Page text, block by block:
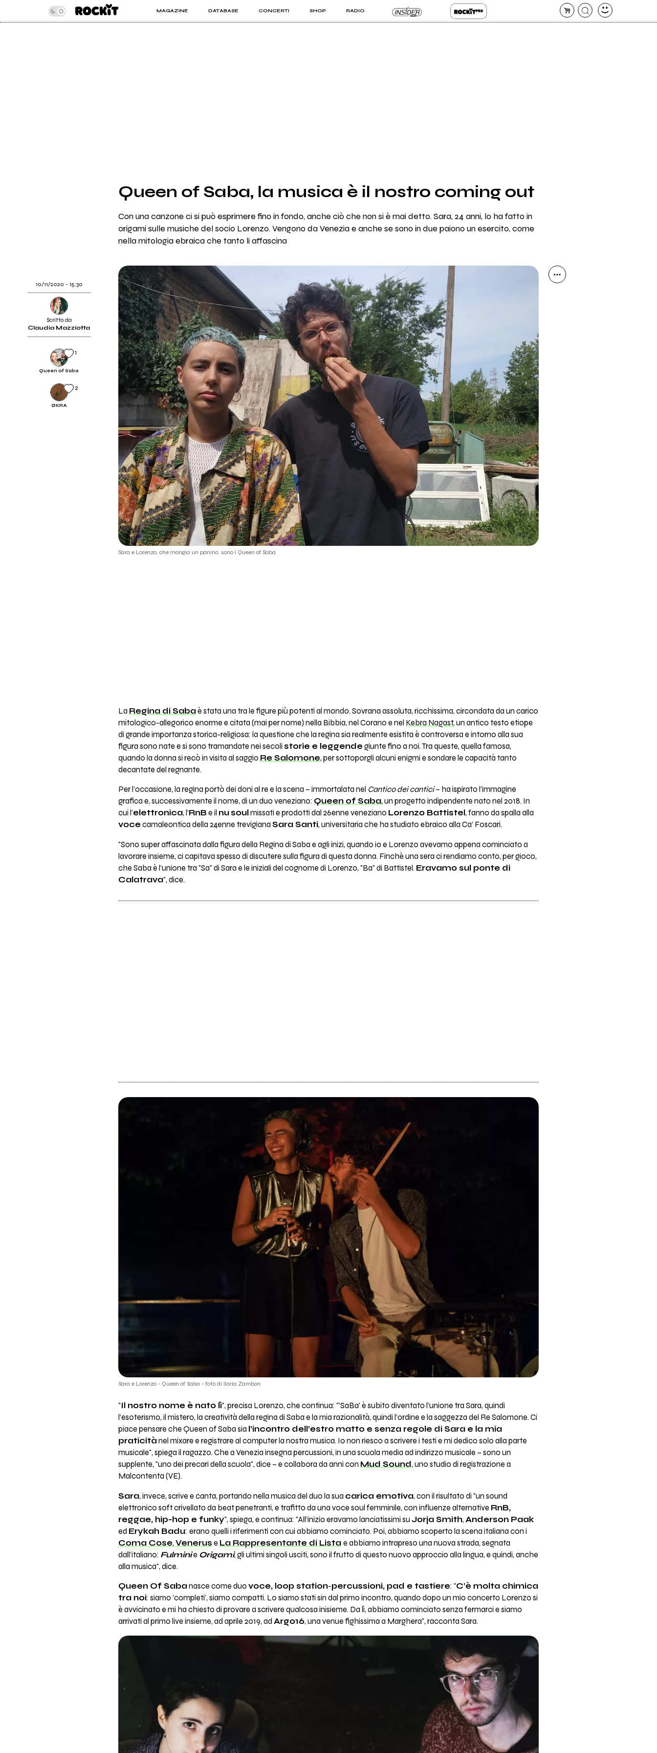
MAGAZINE DATABASE CONCERTI SHOP RADIO
INSIDER ROCKIT PRO
Queen of Saba, la musica è il nostro coming out
Con una canzone ci si può esprimere fino in fondo, anche ciò che non si è mai detto. Sara, 24 anni, lo ha fatto in
origami sulle musiche del socio Lorenzo. Vengono da Venezia e anche se sono in due paiono un esercito, come
nella mitologia ebraica che tanto li affascina
Sara e Lorenzo, che mangia un panino: sono i Queen of Saba
10/11/2020 - 15:30
Scritto da
Claudia Mazziotta
Queen of Saba
1
ØKRA
2
La Regina di Sabaè stata una tra le figure più potenti al mondo. Sovrana assoluta, ricchissima, circondata da un carico
mitologico-allegorico enorme e citata (mai per nome) nella Bibbia, nel Corano e nel Kebra Nagast, un antico testo etiope
di grande importanza storica-religiosa: la questione che la regina sia realmente esistita è controversa e intorno alla sua
figura sono nate e si sono tramandate nei secoli storie e leggende giunte fino a noi. Tra queste, quella famosa,
quando la donna si recò in visita al saggio Re Salomone, per sottoporgli alcuni enigmi e sondare le capacità tanto
decantate del regnante.
Per l’occasione, la regina portò dei doni al re ­e la scena ­– immortalata nel Cantico dei cantici­– ha ispirato l'immagine
grafica e, successivamente il nome, di un duo veneziano: Queen of Saba, un progetto indipendente nato nel 2018. In
cui l’elettronica, l’RnB e il nusoulmissati e prodotti dal 26enne veneziano Lorenzo Battistel, fanno da spalla alla
voce camaleontica della 24enne trevigiana Sara Santi, universitaria che ha studiato ebraico alla Ca’ Foscari.
"Sono super affascinata dalla figura della Regina di Saba e agli inizi, quando io e Lorenzo avevamo appena cominciato a
lavorare insieme, ci capitava spesso di discutere sulla figura di questa donna. Finchè una sera ci rendiamo conto, per gioco,
che Saba è l’unione tra "Sa" di Sara e le iniziali del cognome di Lorenzo, "Ba" di Battistel. Eravamo sul ponte di
Calatrava", dice.
Sara e Lorenzo - Queen of Saba - foto di Ilaria Zambon
"Il nostro nome è nato lì", precisa Lorenzo, che continua: "'SaBa' è subito diventato l’unione tra Sara, quindi
l’esoterismo, il mistero, la creatività della regina di Saba e la mia razionalità, quindi l’ordine e la saggezza del Re Salomone. Ci
piace pensare che Queen of Saba sia l’incontro dell’estro matto e senza regole di Sara e la mia
praticitànel mixare e registrare al computer la nostra musica. Io non riesco a scrivere i testi e mi dedico solo alla parte
musicale", spiega il ragazzo. Che a Venezia insegna percussioni, in una scuola media ad indirizzo musicale – sono un
supplente, "uno dei precari della scuola", dice ­– e collabora da anni con Mud Sound, uno studio di registrazione a
Malcontenta (VE).
Sara, invece, scrive e canta, portando nella musica del duo la sua carica emotiva, con il risultato di "un sound
elettronico soft crivellato da beat penetranti, e trafitto da una voce soul femminile, con influenze alternative RnB,
reggae, hip-hop e funky", spiega, e continua: "All’inizio eravamo lanciatissimi su Jorja Smith, Anderson Paak
ed Erykah Badu: erano quelli i riferimenti con cui abbiamo cominciato. Poi, abbiamo scoperto la scena italiana con i
Coma Cose, Venerus e La Rappresentante di Lista e abbiamo intrapreso una nuova strada, segnata
dall'italiano: Fulminie Origami, gli ultimi singoli usciti, sono il frutto di questo nuovo approccio alla lingua, e quindi, anche
alla musica", dice.
Queen Of Sabanasce come duo voce, loop station-percussioni, pad e tastiere: "C’è molta chimica
tra noi: siamo 'completi', siamo compatti. Lo siamo stati sin dal primo incontro, quando dopo un mio concerto Lorenzo si
è avvicinato e mi ha chiesto di provare a scrivere qualcosa inisieme. Da lì, abbiamo cominciato senza fermarci e siamo
arrivati al primo live insieme, ad aprile 2019, ad Argo16, una venue fighissima a Marghera", racconta Sara.